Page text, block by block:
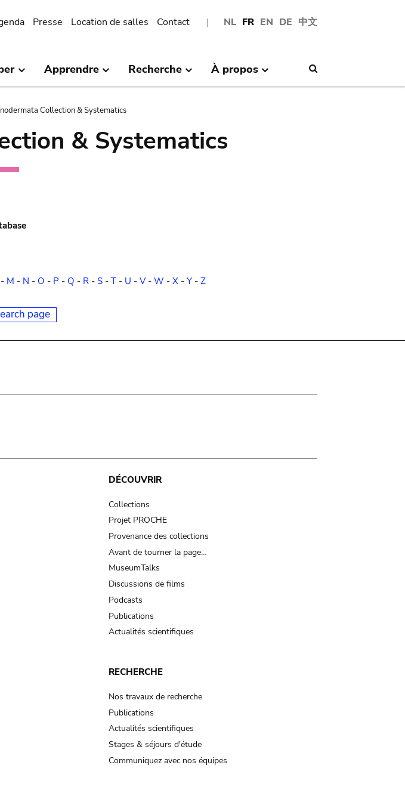
NL FR EN DE 中文
Presse Location de salles Contact
Apprendre Recherche À propos
Collection & Systematics
& Systematics
M - N - O - P - Q - R- S- T- U - V- W - X- Y- Z
page
DÉCOUVRIR
Collections
Projet PROCHE
Provenance des collections
Avant de tourner la page…
MuseumTalks
Discussions de films
Podcasts
Publications
Actualités scientifiques
RECHERCHE
Nos travaux de recherche
Publications
Actualités scientifiques
Stages & séjours d'étude
Communiquez avec nos équipes